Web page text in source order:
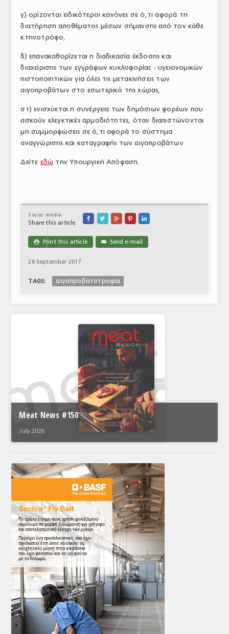
γ) ορίζονται ειδικότεροι κανόνες σε ό,τι αφορά τη
διατήρηση αποθέματος μέσων σήμανσης από τον κάθε
κτηνοτρόφο,
δ) επανακαθορίζεται η διαδικασία έκδοσης και
διαχείρισης των εγγράφων κυκλοφορίας - υγειονομικών
πιστοποιητικών για όλες τις μετακινήσεις των
αιγοπροβάτων στο εσωτερικό της χώρας,
στ) ενισχύεται η συνέργεια των δημόσιων φορέων που
ασκούν ελεγκτικές αρμοδιότητες, όταν διαπιστώνονται
μη συμμορφώσεις σε ό,τι αφορά το σύστημα
αναγνώρισης και καταγραφής των αιγοπροβάτων
Δείτε εδώ την Υπουργική Απόφαση.
Social media
Share this article
    
 Print this article ✉ Send e-mail
28 September 2017
TAGS: αιγοπροβατοτροφία
Meat News #150
July 2026